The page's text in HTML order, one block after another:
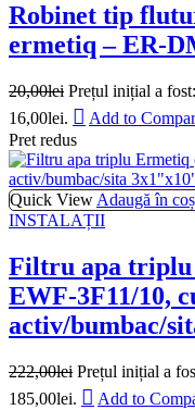
Robinet tip
ermetiq – ER-
20,00lei Prețul inițial a
16,00lei.
Add to
Pret redus
Quick View Adaugă în coș
INSTALAȚII
Filtru apa
EWF-3F11/10,
activ/bumbac/
222,00lei Prețul inițial a
185,00lei.
Add to